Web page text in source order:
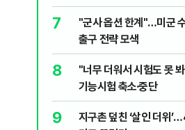
7
"군사 옵션 한계"…미군
출구 전략 모색
8
"너무 더워서 시험도 못
기능시험 축소·중단
9
지구촌 덮친 ‘살인 더위